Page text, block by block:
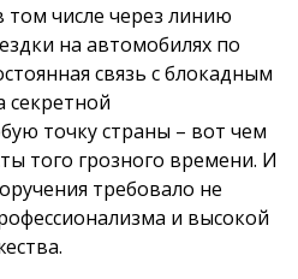
том числе через линию
на автомобилях по
связь с блокадным
секретной
точку страны – вот чем
того грозного времени. И
требовало не
и высокой